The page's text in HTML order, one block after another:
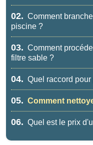
02. Comment
piscine ?
03. Comment
filtre sable ?
04. Quel raccord
05. Comment
06. Quel est le prix